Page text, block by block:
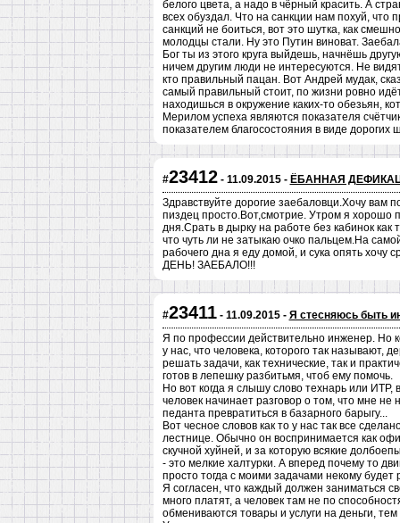
белого цвета, а надо в чёрный красить. А
всех обуздал. Что на санкции нам похуй, что
санкций не боиться, вот это шутка, как
молодцы стали. Ну это Путин виноват.
Бог ты из этого круга выйдешь, начнёшь
ничем другим люди не интересуются. Не
кто правильный пацан. Вот Андрей мудак,
самый правильный стоит, по жизни ровно
находишься в окружение каких-то обезьян,
Мерилом успеха являются показателя
показателем благосостояния в виде
#23412- 11.09.2015 - ЁБАННАЯ
Здравствуйте дорогие заебаловци.Хочу вам
пиздец просто.Вот,смотрие. Утром я хорошо
дня.Срать в дырку на работе без кабинок как
что чуть ли не затыкаю очко пальцем.На
рабочего дна я еду домой, и сука опять
ДЕНЬ! ЗАЕБАЛО!!!
#23411- 11.09.2015 - Я стесняюсь быть
Я по профессии действительно инженер. Но
у нас, что человека, которого так называют,
решать задачи, как технические, так и
готов в лепешку разбитьмя, чтоб ему помочь.
Но вот когда я слышу слово технарь или ИТР,
человек начинает разговор о том, что мне не
педанта превратиться в базарного барыгу...
Вот чесное словов как то у нас так все
лестнице. Обычно он воспринимается как
скучной хуйней, и за которую всякие
- это мелкие халтурки. А вперед почему то
просто тогда с моими задачами некому
Я согласен, что каждый должен заниматься
много платят, а человек там не по
обмениваются товары и услуги на деньги,